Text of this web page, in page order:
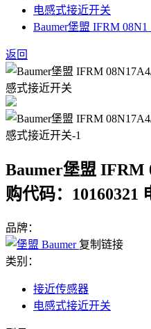
电感式接近开关
Baumer堡盟 IFRM
返回
Baumer堡盟 IFRM
购代码：10160321
品牌：
复制链接
类别：
接近传感器
电感式接近开关